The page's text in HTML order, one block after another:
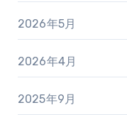
2026年5月
2026年4月
2025年9月